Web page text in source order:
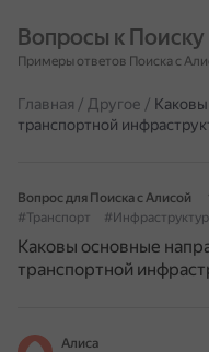
Вопросы к Поиску
Примеры ответов Поиска с
Главная / Другое /
транспортной
Вопрос для Поиска с Алисой
#Транспорт
Каковы основные
транспортной
Алиса